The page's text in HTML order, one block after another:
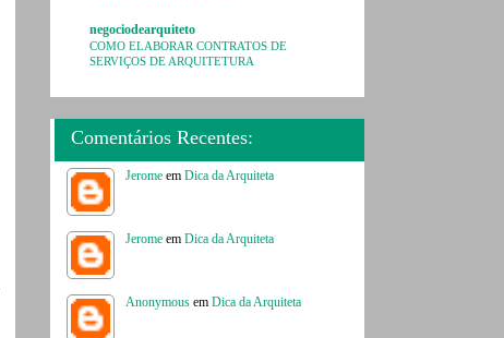
negociodearquiteto
COMO ELABORAR CONTRATOS DE
SERVIÇOS DE ARQUITETURA
Comentários Recentes:
Jerome em Dica da Arquiteta
Jerome em Dica da Arquiteta
Anonymous em Dica da Arquiteta